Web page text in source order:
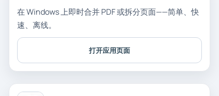
在 Windows 上即时合并 PDF 或拆分页面——简单、快
速、离线。
打开应用页面